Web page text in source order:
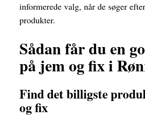
informerede valg, når de søger
produkter.
Sådan får du en
på jem og fix i
Find det billigste
og fix